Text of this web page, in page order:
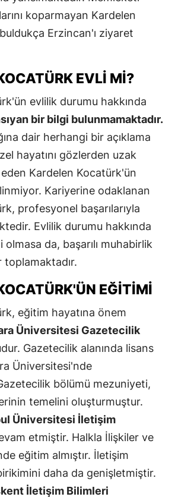
koparmayan Kardelen
Erzincan'ı ziyaret
EVLI MI?
evlilik durumu hakkında
bir bilgi bulunmamaktadır.
dair herhangi bir açıklama
hayatını gözlerden uzak
Kardelen Kocatürk'ün
Kariyerine odaklanan
profesyonel başarılarıyla
Evlilik durumu hakkında
da, başarılı muhabirlik
EĞITIMI
eğitim hayatına önem
Üniversitesi Gazetecilik
Gazetecilik alanında lisans
Üniversitesi'nde
bölümü mezuniyeti,
temelini oluşturmuştur.
Üniversitesi İletişim
etmiştir. Halkla İlişkiler ve
eğitim almıştır. İletişim
daha da genişletmiştir.
İletişim Bilimleri